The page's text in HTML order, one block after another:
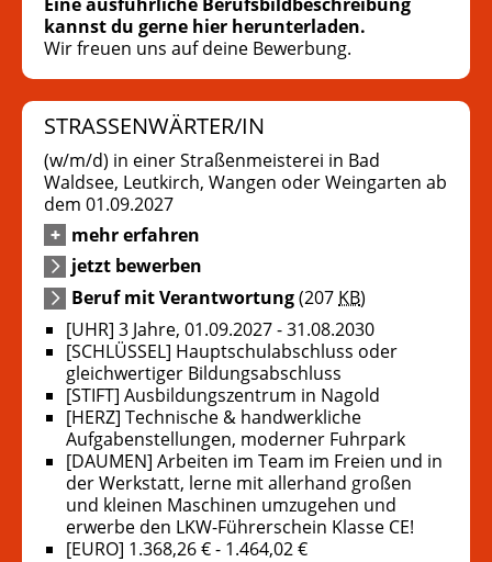
kannst du gerne hier herunterladen.
Wir freuen uns auf deine Bewerbung.
STRASSENWÄRTER/IN
(w/m/d) in einer Straßenmeisterei in Bad
Waldsee, Leutkirch, Wangen oder Weingarten ab
dem 01.09.2027
mehr erfahren
jetzt bewerben
Beruf mit Verantwortung(207 KB)
[UHR] 3 Jahre, 01.09.2027 - 31.08.2030
[SCHLÜSSEL] Hauptschulabschluss oder
gleichwertiger Bildungsabschluss
[STIFT] Ausbildungszentrum in Nagold
[HERZ] Technische & handwerkliche
Aufgabenstellungen, moderner Fuhrpark
[DAUMEN] Arbeiten im Team im Freien und in
der Werkstatt, lerne mit allerhand großen
und kleinen Maschinen umzugehen und
erwerbe den LKW-Führerschein Klasse CE!
[EURO] 1.368,26 € - 1.464,02 €